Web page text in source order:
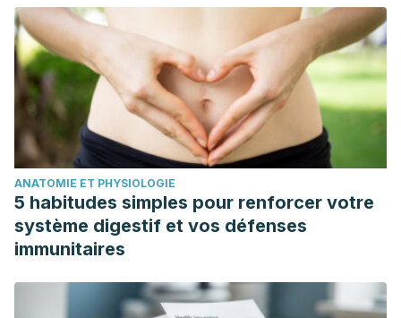
ANATOMIE ET PHYSIOLOGIE
5 habitudes simples pour renforcer votre
système digestif et vos défenses
immunitaires